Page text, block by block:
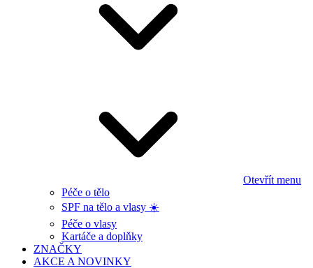
Otevřít menu
Péče o tělo
SPF na tělo a vlasy ☀️
Péče o vlasy
Kartáče a doplňky
ZNAČKY
AKCE A NOVINKY